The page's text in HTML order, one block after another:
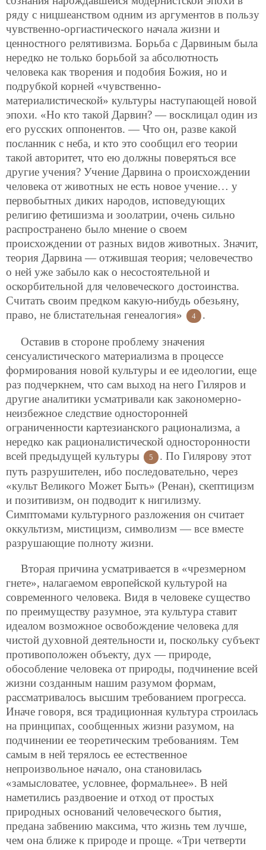
ряду с ницшеанством одним из аргументов в пользу
чувственно-оргиастического начала жизни и
ценностного релятивизма. Борьба с Дарвиным была
нередко не только борьбой за абсолютность
человека как творения и подобия Божия, но и
подрубкой корней «чувственно-
материалистической» культуры наступающей новой
эпохи. «Но кто такой Дарвин? — восклицал один из
его русских оппонентов. — Что он, разве какой
посланник с неба, и кто это сообщил его теории
такой авторитет, что ею должны поверяться все
другие учения? Учение Дарвина о происхождении
человека от животных не есть новое учение… у
первобытных диких народов, исповедующих
религию фетишизма и зоолатрии, очень сильно
распространено было мнение о своем
происхождении от разных видов животных. Значит,
теория Дарвина — отжившая теория; человечество
о ней уже забыло как о несостоятельной и
оскорбительной для человеческого достоинства.
Считать своим предком какую-нибудь обезьяну,
право, не блистательная генеалогия»
4 .
Оставив в стороне проблему значения
сенсуалистического материализма в процессе
формирования новой культуры и ее идеологии, еще
раз подчеркнем, что сам выход на него Гиляров и
другие аналитики усматривали как закономерно-
неизбежное следствие односторонней
ограниченности картезианского рационализма, а
нередко как рационалистической односторонности
всей предыдущей культуры
5
. По Гилярову этот
путь разрушителен, ибо последовательно, через
«культ Великого Может Быть» (Ренан), скептицизм
и позитивизм, он подводит к нигилизму.
Симптомами культурного разложения он считает
оккультизм, мистицизм, символизм — все вместе
разрушающие полноту жизни.
Вторая причина усматривается в «чрезмерном
гнете», налагаемом европейской культурой на
современного человека. Видя в человеке существо
по преимуществу разумное, эта культура ставит
идеалом возможное освобождение человека для
чистой духовной деятельности и, поскольку субъект
противоположен объекту, дух — природе,
обособление человека от природы, подчинение всей
жизни созданным нашим разумом формам,
рассматривалось высшим требованием прогресса.
Иначе говоря, вся традиционная культура строилась
на принципах, сообщенных жизни разумом, на
подчинении ее теоретическим требованиям. Тем
самым в ней терялось ее естественное
непроизвольное начало, она становилась
«замысловатее, условнее, формальнее». В ней
наметились раздвоение и отход от простых
природных оснований человеческого бытия,
предана забвению максима, что жизнь тем лучше,
чем она ближе к природе и проще. «Три четверти